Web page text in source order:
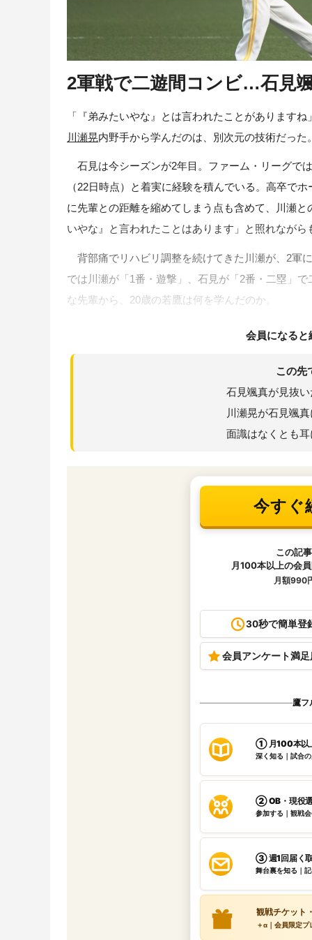
2軍戦で二遊間コンビ…石見
「『弟みたいやな』とは言われたことがあります
川瀬晃内野手から学んだのは、別次元の技術だった
石見は今シーズンが2年目。ファーム・リーグで
（22日時点）と着実に経験を積んでいる。高卒で
に先輩との距離を縮めてしまう点も含めて、川瀬と
いやな』と言われたことはあります」と照れなが
背部痛でリハビリ調整を続けてきた川瀬が、2軍
では川瀬が「1番・遊撃」、石見が「2番・二塁」
な先輩から、20歳の若鷹は何を学んだのか。
会員になると
この先
石見颯真が見抜い
川瀬晃が石見颯
面識はなくとも